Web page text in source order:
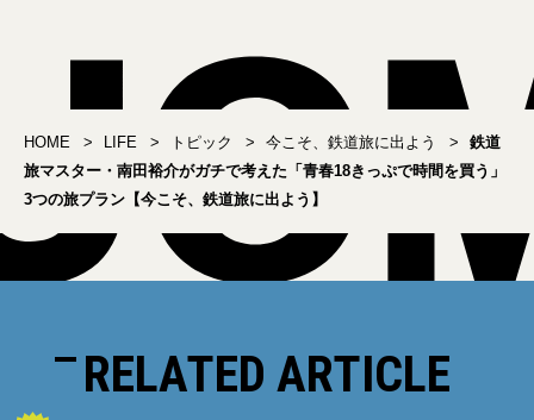
HOME LIFE トピック 今こそ、鉄道旅に出よう
鉄道
旅マスター・南田裕介がガチで考えた「青春18きっぷで時間を買う」
3つの旅プラン【今こそ、鉄道旅に出よう】
RELATED ARTICLE